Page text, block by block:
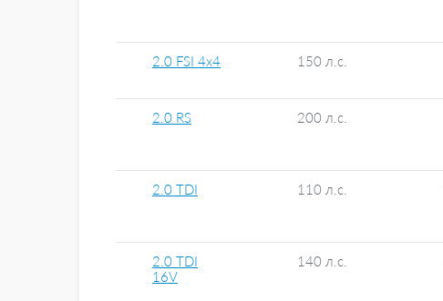
2.0 FSI 4x4 150 л.с.
2.0 RS 200 л.с.
2.0 TDI 110 л.с.
2.0 TDI
16V
140 л.с.